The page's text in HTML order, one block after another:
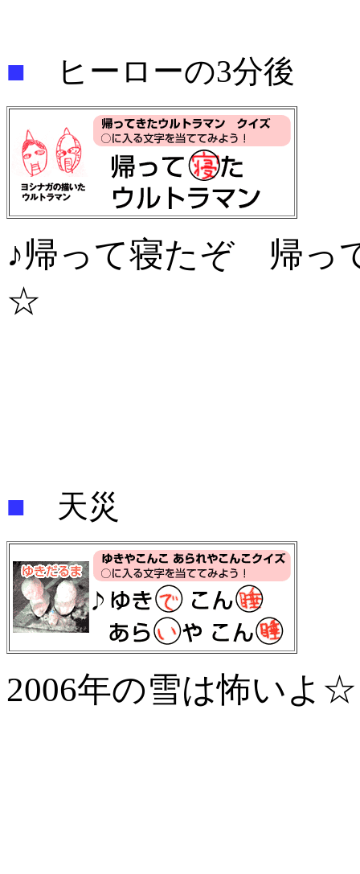
■ ヒーローの3分後
♪帰って寝たぞ 帰っ
☆
■ 天災
2006年の雪は怖いよ☆